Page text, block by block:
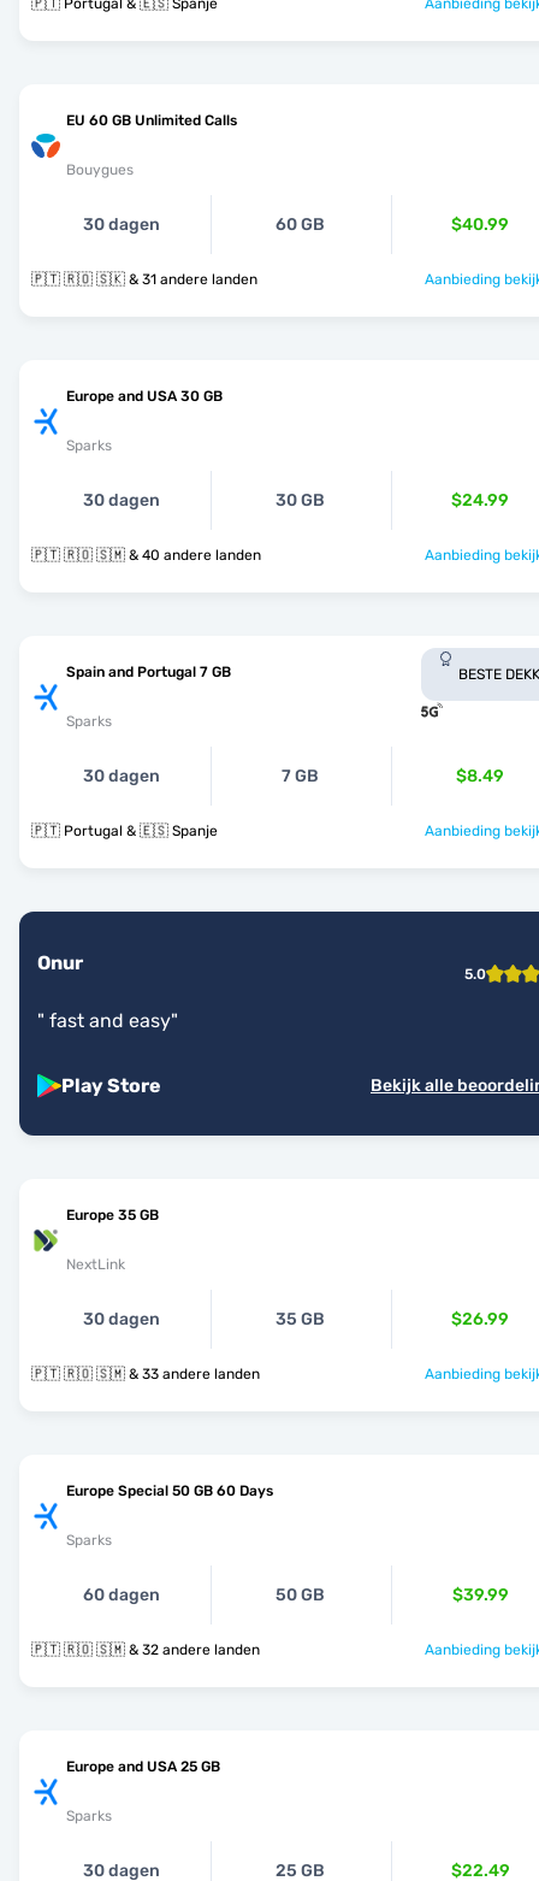
🇵🇹 Portugal & 🇪🇸 Spanje Aanbieding
EU 60 GB Unlimited Calls
Bouygues
30 dagen 60 GB $40.99
🇵🇹 🇷🇴 🇸🇰 & 31 andere landen Aanbieding
Europe and USA 30 GB
Sparks
30 dagen 30 GB $24.99
🇵🇹 🇷🇴 🇸🇲 & 40 andere landen Aanbieding
Spain and Portugal 7 GB
Sparks
BESTE
30 dagen 7 GB $8.49
🇵🇹 Portugal & 🇪🇸 Spanje Aanbieding
Onur 5.0
" fast and easy"
Play Store Bekijk alle
Europe 35 GB
NextLink
30 dagen 35 GB $26.99
🇵🇹 🇷🇴 🇸🇲 & 33 andere landen Aanbieding
Europe Special 50 GB 60 Days
Sparks
60 dagen 50 GB $39.99
🇵🇹 🇷🇴 🇸🇲 & 32 andere landen Aanbieding
Europe and USA 25 GB
Sparks
30 dagen 25 GB $22.49